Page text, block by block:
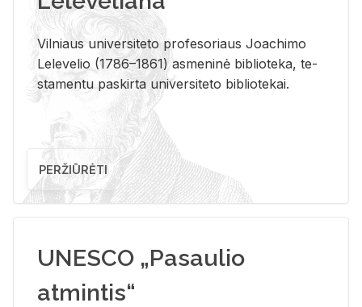
Vil­niaus uni­ver­si­te­to pro­fe­so­riaus Jo­a­chi­mo
Le­le­ve­lio (1786–1861) as­me­ni­nė bi­b­lio­te­ka, te­
sta­men­tu pa­skir­ta uni­ver­si­te­to bi­b­lio­te­kai.
PERŽIŪRĖTI
UNESCO „Pasaulio
atmintis“